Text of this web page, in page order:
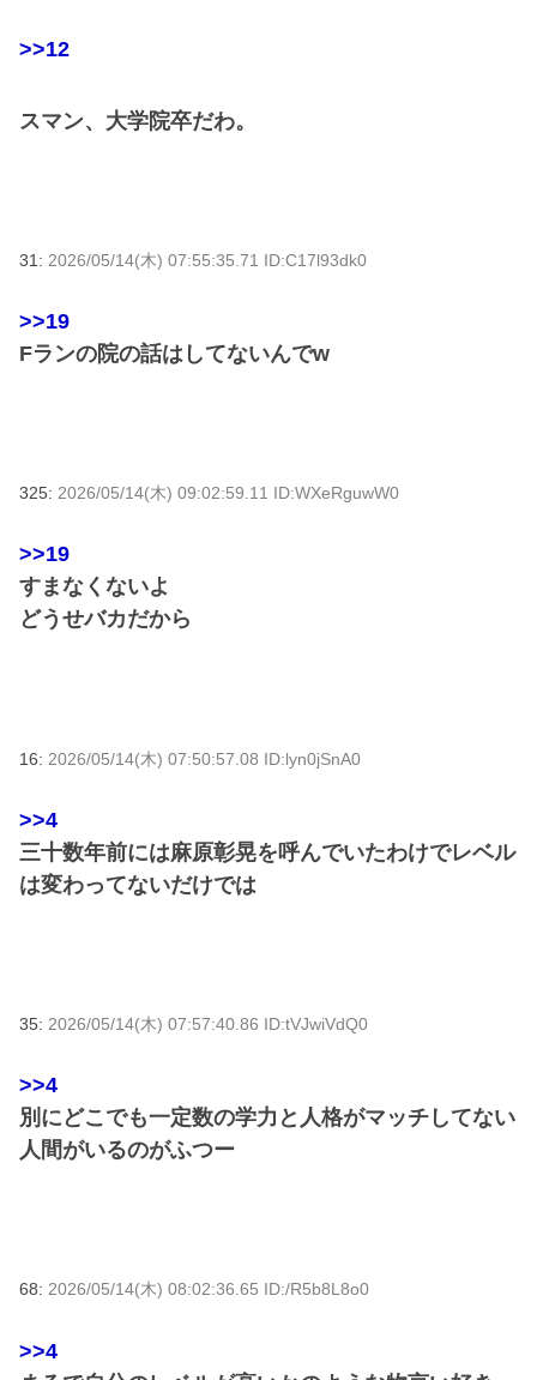
>>12
スマン、大学院卒だわ。
31: 2026/05/14(木) 07:55:35.71 ID:C17l93dk0
>>19
Fランの院の話はしてないんでw
325: 2026/05/14(木) 09:02:59.11 ID:WXeRguwW0
>>19
すまなくないよ
どうせバカだから
16: 2026/05/14(木) 07:50:57.08 ID:lyn0jSnA0
>>4
三十数年前には麻原彰晃を呼んでいたわけでレベル
は変わってないだけでは
35: 2026/05/14(木) 07:57:40.86 ID:tVJwiVdQ0
>>4
別にどこでも一定数の学力と人格がマッチしてない
人間がいるのがふつー
68: 2026/05/14(木) 08:02:36.65 ID:/R5b8L8o0
>>4